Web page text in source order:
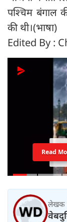
पश्चिम बंगाल
की थी।(भाषा)
Edited By :
Read
लेखक